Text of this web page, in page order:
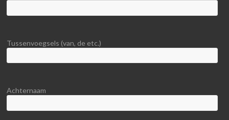
Tussenvoegsels (van, de etc.)
Achternaam